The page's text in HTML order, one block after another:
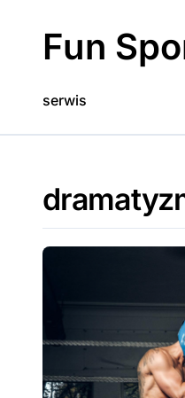
contentFun
serwis